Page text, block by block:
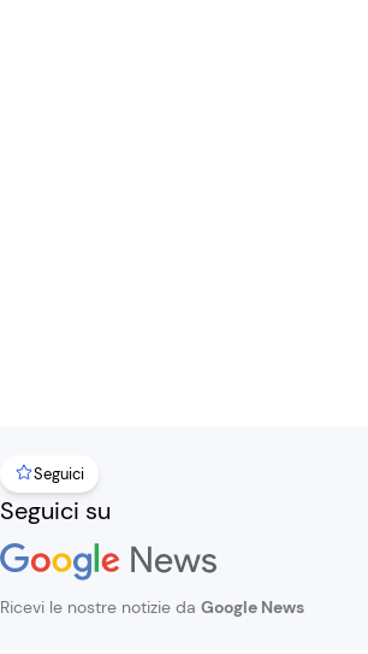
Seguici
Seguici su
Ricevi le nostre notizie da Google News